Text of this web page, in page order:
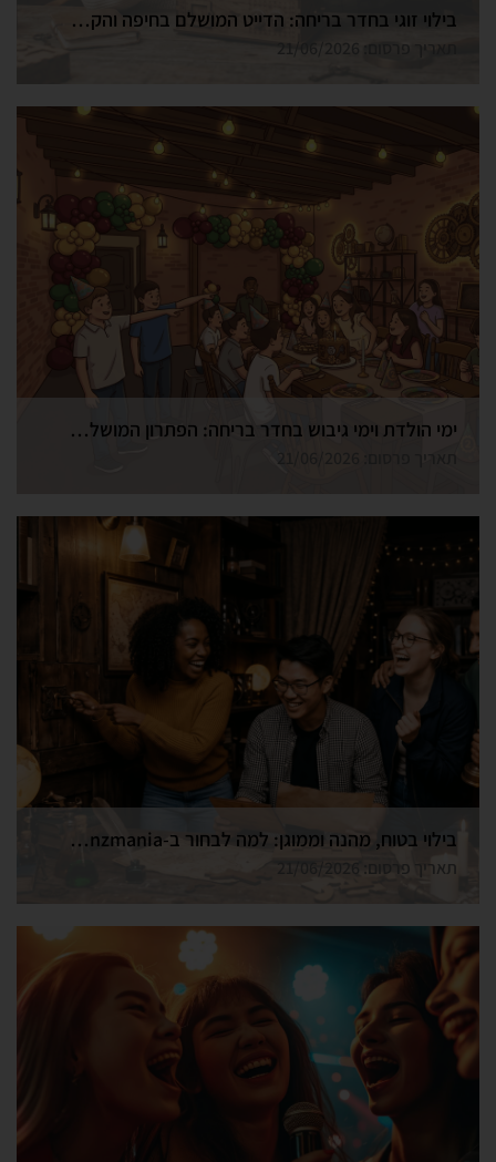
בילוי זוגי בחדר בריחה: הדייט המושלם בחיפה והקריות
תאריך פרסום: 21/06/2026
ימי הולדת וימי גיבוש בחדר בריחה: הפתרון המושלם בחיפה
בילוי בטוח, מהנה וממוגן: למה לבחור ב-Funzmania לחדר הבריחה הבא שלכם בצפון?
תאריך פרסום: 21/06/2026